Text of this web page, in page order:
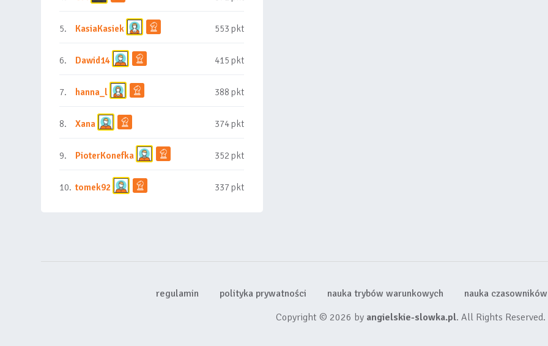
5. KasiaKasiek 553 pkt
6. Dawid14 415 pkt
7. hanna_l 388 pkt
8. Xana 374 pkt
9. PioterKonefka 352 pkt
10. tomek92 337 pkt
regulamin polityka prywatności nauka trybów warunkowych nauka
Copyright © 2026 by angielskie-slowka.pl. All Rights Reserved.